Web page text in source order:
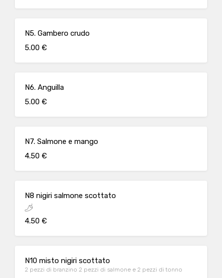
N5. Gambero crudo
5.00 €
N6. Anguilla
5.00 €
N7. Salmone e mango
4.50 €
N8 nigiri salmone scottato
4.50 €
N10 misto nigiri scottato
2 pezzi di branzino 2 pezzi di salmone e 2 pezzi di tonno